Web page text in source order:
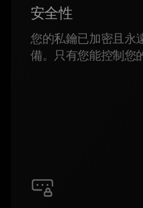
安全性
您的私鑰已加密且永
備。只有您能控制您